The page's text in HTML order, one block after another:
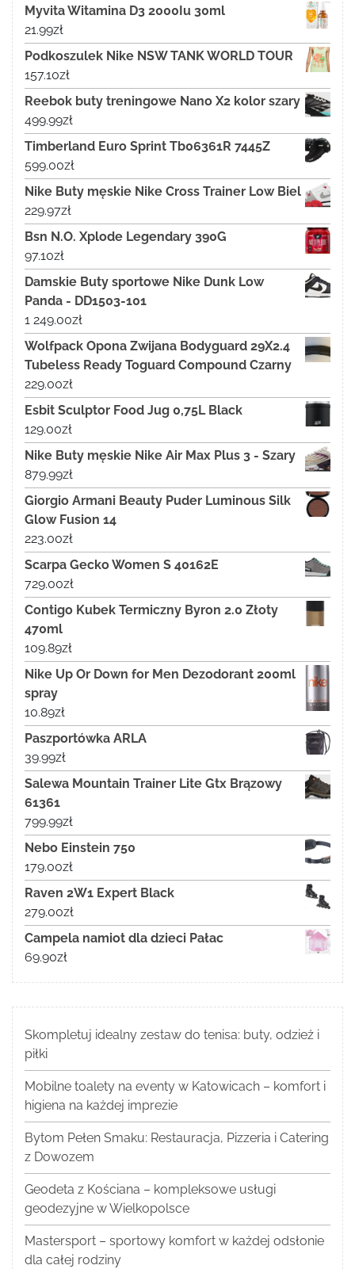
Myvita Witamina D3 2000Iu 30ml
21.99zł
Podkoszulek Nike NSW TANK WORLD TOUR
157.10zł
Reebok buty treningowe Nano X2 kolor szary
499.99zł
Timberland Euro Sprint Tb06361R 7445Z
599.00zł
Nike Buty męskie Nike Cross Trainer Low Biel
229.97zł
Bsn N.O. Xplode Legendary 390G
97.10zł
Damskie Buty sportowe Nike Dunk Low
Panda - DD1503-101
1 249.00zł
Wolfpack Opona Zwijana Bodyguard 29X2.4
Tubeless Ready Toguard Compound Czarny
229.00zł
Esbit Sculptor Food Jug 0,75L Black
129.00zł
Nike Buty męskie Nike Air Max Plus 3 - Szary
879.99zł
Giorgio Armani Beauty Puder Luminous Silk
Glow Fusion 14
223.00zł
Scarpa Gecko Women S 40162E
729.00zł
Contigo Kubek Termiczny Byron 2.0 Złoty
470ml
109.89zł
Nike Up Or Down for Men Dezodorant 200ml
spray
10.89zł
Paszportówka ARLA
39.99zł
Salewa Mountain Trainer Lite Gtx Brązowy
61361
799.99zł
Nebo Einstein 750
179.00zł
Raven 2W1 Expert Black
279.00zł
Campela namiot dla dzieci Pałac
69.90zł
Skompletuj idealny zestaw do tenisa: buty, odzież i
piłki
Mobilne toalety na eventy w Katowicach – komfort i
higiena na każdej imprezie
Bytom Pełen Smaku: Restauracja, Pizzeria i Catering
z Dowozem
Geodeta z Kościana – kompleksowe usługi
geodezyjne w Wielkopolsce
Mastersport – sportowy komfort w każdej odsłonie
dla całej rodziny